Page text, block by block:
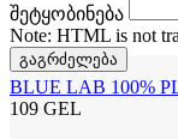
შეტყობინება
Note: HTML is not
გაგრძელება
BLUE LAB 100%
109 GEL